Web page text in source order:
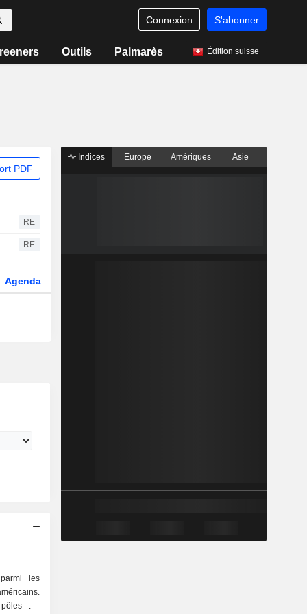
Connexion S'abonner
Outils Palmarès Édition suisse
PDF
RE
RE
Agenda
les
: -
Indices Europe Amériques Asie